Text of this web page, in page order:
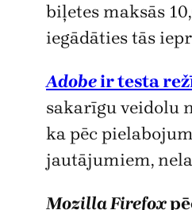
biļetes maksās
iegādāties tās
Adobeir testa
sakarīgu veidolu
ka pēc
jautājumiem,
Mozilla Firefox